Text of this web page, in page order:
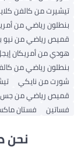
تيشيرت من كالفن
بنطلون رياضي من
قميص رياضي من نيو
هودي من أمريكان
بنطلون رياضي من
شورت من نايكي
قميص رياضي من جس
فساتين
فستان
نحن